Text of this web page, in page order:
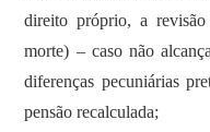
direito próprio, a
morte) – caso não
diferenças pecuniárias
pensão recalculada;